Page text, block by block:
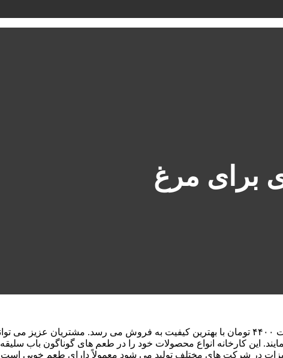
برای مرغ
این کارخانه انواع محصولات خود را در طعم های گوناگون باب سلیقه
در شرکت‌ های مختلف تولید می‌ شود معمولاً دارای طعم خوبی